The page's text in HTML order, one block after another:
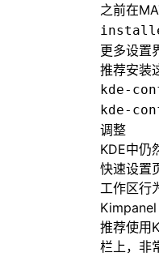
之前在
更多设置
推荐安装
kde-
kde-
调整
KDE中仍
快速设置
工作区行
Kimpanel
推荐使用
栏上，非